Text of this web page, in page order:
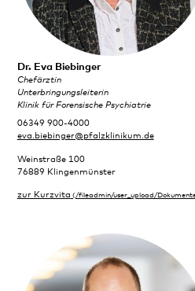
Dr. Eva Biebinger
Chefärztin
Unterbringungsleiterin
Klinik für Forensische Psychiatrie
06349 900-4000
eva.biebinger@pfalzklinikum.de
Weinstraße 100
76889 Klingenmünster
zur Kurzvita